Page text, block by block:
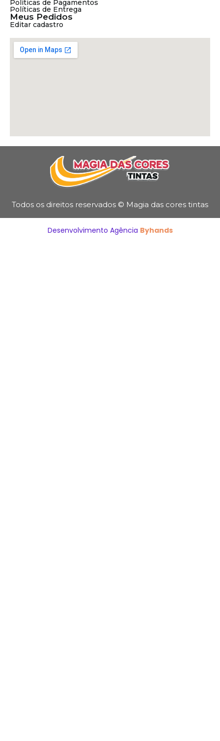
Políticas de Pagamentos
Políticas de Entrega
Meus Pedidos
Editar cadastro
Todos os direitos reservados © Magia das cores tintas
Desenvolvimento Agência Byhands